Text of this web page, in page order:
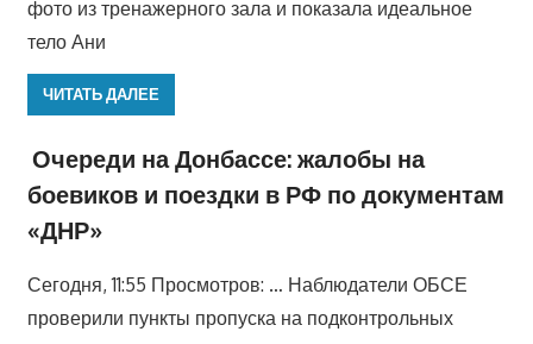
фото из тренажерного зала и показала идеальное
тело Ани
ЧИТАТЬ ДАЛЕЕ
Очереди на Донбассе: жалобы на
боевиков и поездки в РФ по документам
«ДНР»
Сегодня, 11:55 Просмотров: … Наблюдатели ОБСЕ
проверили пункты пропуска на подконтрольных